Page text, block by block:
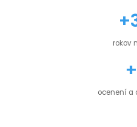
rokov
ocenení a